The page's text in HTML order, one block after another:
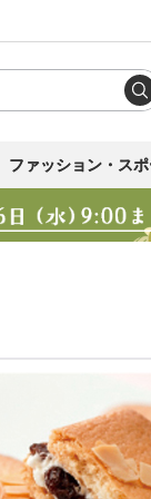
ファッション・ス